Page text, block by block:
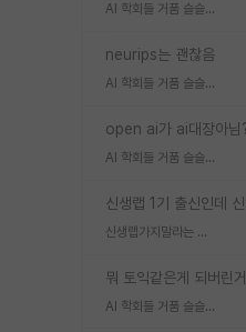
AI 학회들 거품 슬슬 지적이 나오네요
neurips는 괜찮음
AI 학회들 거품 슬슬 지적이 나오네요
AI 학회들 거품 슬슬 지적이 나오네요
신생랩가지말라는 이유가 있었구나
AI 학회들 거품 슬슬 지적이 나오네요